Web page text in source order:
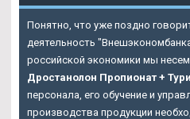
Понятно, что уже поздно
деятельность
российской экономики мы
Дростанолон Пропионат +
персонала, его обучение и
производства продукции